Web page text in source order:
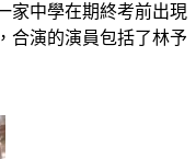
家中學在期終考前出現
合演的演員包括了林予